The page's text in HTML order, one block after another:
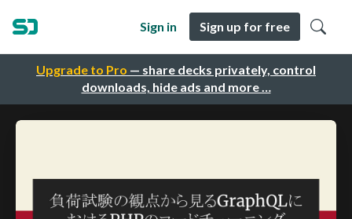
Upgrade to Pro — share decks privately, control
downloads, hide ads and more …
Sign in Sign up for free